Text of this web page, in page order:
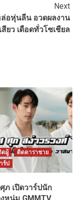
Next
อหุ่นลีน อวดผลงาน
เสียว เดือดทั่วโซเชียล
ดผู้
ติดดาราชาย
ร์ป
ภ เปิดวาร์ปนัก